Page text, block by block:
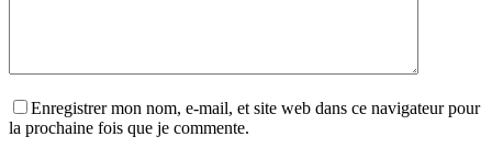
Enregistrer mon nom, e-mail, et site web dans ce navigateur pour
la prochaine fois que je commente.